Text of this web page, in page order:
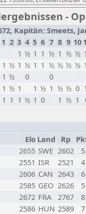
-
Kapitän: Smeets,
1 2 3 4 5 6 7 8 9 10
1 ½ 1 1 ½ 1 ½ ½
1 ½ 1 ½ 1 1 ½ ½ ½ ½
1 ½ 0
0
1 ½ 1 1 ½ 1 ½ ½ 0
1 1 1 ½ 1 0 1 ½ 1
Elo Land Rp
2655 SWE 2602
5
2551 ISR 2521
4
2606 CAN 2643
6
2585 GEO 2626
5
2672 FRA 2767
8
2586 HUN 2589
7